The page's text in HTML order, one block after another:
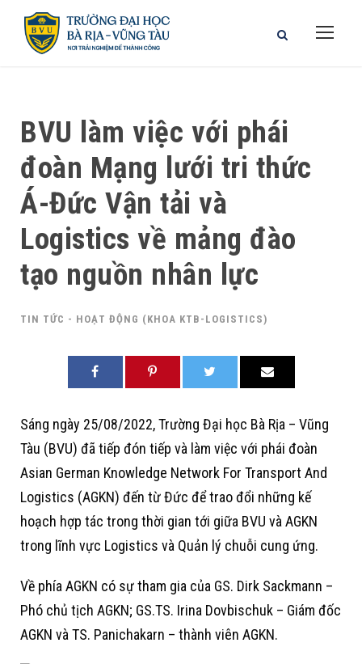
BVU làm việc với phái
đoàn Mạng lưới tri thức
Á-Đức Vận tải và
Logistics về mảng đào
tạo nguồn nhân lực
TIN TỨC - HOẠT ĐỘNG (KHOA KTB-LOGISTICS)
Sáng ngày 25/08/2022, Trường Đại học Bà Rịa – Vũng
Tàu (BVU) đã tiếp đón tiếp và làm việc với phái đoàn
Asian German Knowledge Network For Transport And
Logistics (AGKN) đến từ Đức để trao đổi những kế
hoạch hợp tác trong thời gian tới giữa BVU và AGKN
trong lĩnh vực Logistics và Quản lý chuỗi cung ứng.
Về phía AGKN có sự tham gia của GS. Dirk Sackmann –
Phó chủ tịch AGKN; GS.TS. Irina Dovbischuk – Giám đốc
AGKN và TS. Panichakarn – thành viên AGKN.